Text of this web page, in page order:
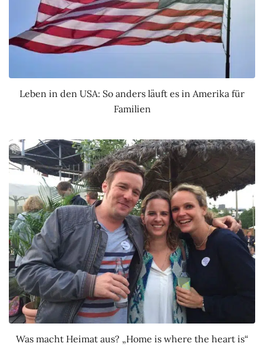
Leben in den USA: So anders läuft es in Amerika für
Familien
Was macht Heimat aus? „Home is where the heart is“